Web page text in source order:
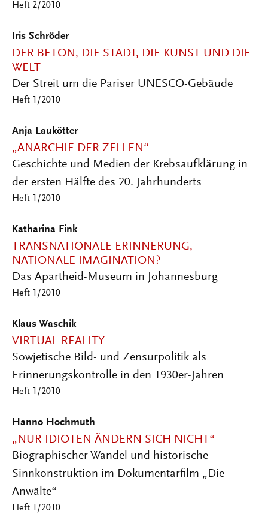
Heft 2/2010
Iris Schröder
DER BETON, DIE STADT, DIE KUNST UND DIE
WELT
Der Streit um die Pariser UNESCO-Gebäude
Heft 1/2010
Anja Laukötter
„ANARCHIE DER ZELLEN“
Geschichte und Medien der Krebsaufklärung in
der ersten Hälfte des 20. Jahrhunderts
Heft 1/2010
Katharina Fink
TRANSNATIONALE ERINNERUNG,
NATIONALE IMAGINATION?
Das Apartheid-Museum in Johannesburg
Heft 1/2010
Klaus Waschik
VIRTUAL REALITY
Sowjetische Bild- und Zensurpolitik als
Erinnerungskontrolle in den 1930er-Jahren
Heft 1/2010
Hanno Hochmuth
„NUR IDIOTEN ÄNDERN SICH NICHT“
Biographischer Wandel und historische
Sinnkonstruktion im Dokumentarfilm „Die
Anwälte“
Heft 1/2010